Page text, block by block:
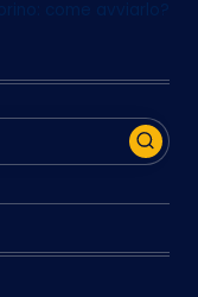
torino: come avviarlo?